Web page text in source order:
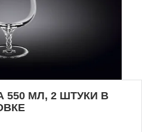
МЛ, 2 ШТУКИ В